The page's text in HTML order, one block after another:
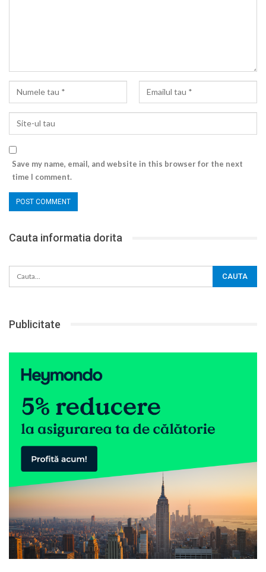
Save my name, email, and website in this browser for the next
time I comment.
Cauta informatia dorita
Publicitate